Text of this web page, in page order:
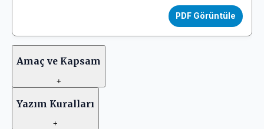
PDF Görüntüle
Amaç ve Kapsam
+
Yazım Kuralları
+